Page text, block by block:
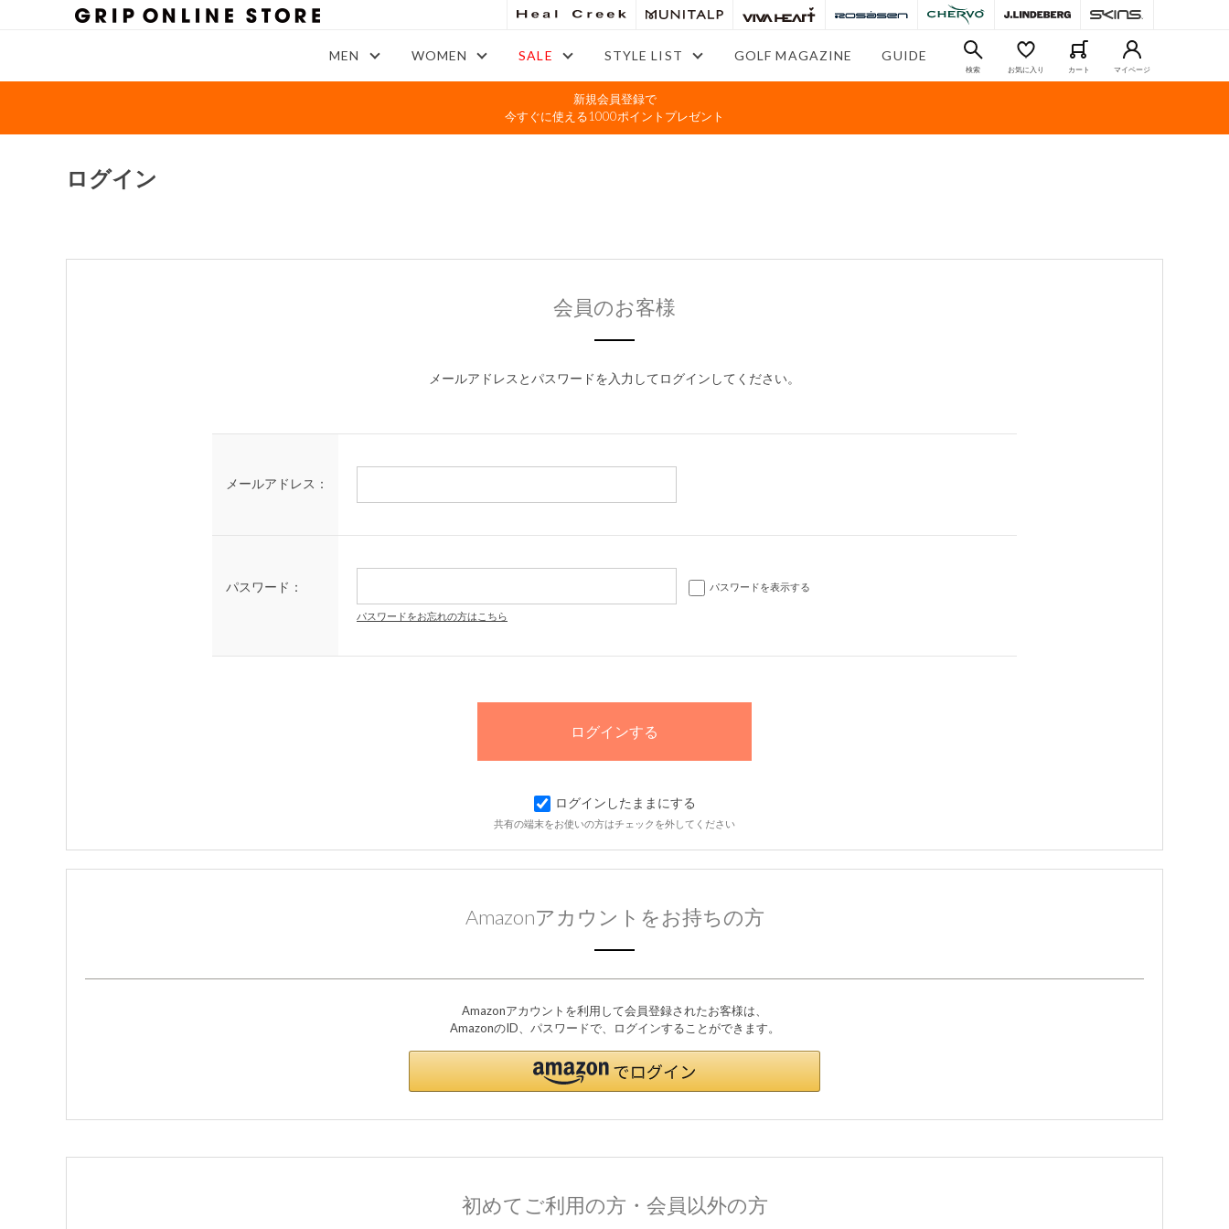
MEN WOMEN SALE STYLE LIST GOLF MAGAZINE GUIDE
検索 お気に入り カート マイページ
新規会員登録で
今すぐに使える1000ポイントプレゼント
ログイン
会員のお客様
メールアドレスとパスワードを入力してログインしてください。
メールアドレス：
パスワード： パスワードを表示する
パスワードをお忘れの方はこちら
ログインしたままにする
共有の端末をお使いの方はチェックを外してください
Amazonアカウントをお持ちの方
Amazonアカウントを利用して会員登録されたお客様は、
AmazonのID、パスワードで、ログインすることができます。
初めてご利用の方・会員以外の方